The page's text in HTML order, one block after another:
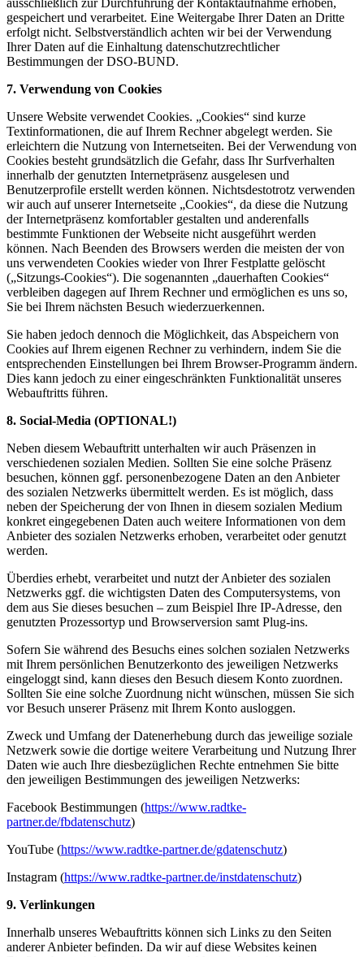
gespeichert und verarbeitet. Eine Weitergabe Ihrer Daten an Dritte
erfolgt nicht. Selbstverständlich achten wir bei der Verwendung
Ihrer Daten auf die Einhaltung datenschutzrechtlicher
Bestimmungen der DSO-BUND.
7. Verwendung von Cookies
Unsere Website verwendet Cookies. „Cookies“ sind kurze
Textinformationen, die auf Ihrem Rechner abgelegt werden. Sie
erleichtern die Nutzung von Internetseiten. Bei der Verwendung von
Cookies besteht grundsätzlich die Gefahr, dass Ihr Surfverhalten
innerhalb der genutzten Internetpräsenz ausgelesen und
Benutzerprofile erstellt werden können. Nichtsdestotrotz verwenden
wir auch auf unserer Internetseite „Cookies“, da diese die Nutzung
der Internetpräsenz komfortabler gestalten und anderenfalls
bestimmte Funktionen der Webseite nicht ausgeführt werden
können. Nach Beenden des Browsers werden die meisten der von
uns verwendeten Cookies wieder von Ihrer Festplatte gelöscht
(„Sitzungs-Cookies“). Die sogenannten „dauerhaften Cookies“
verbleiben dagegen auf Ihrem Rechner und ermöglichen es uns so,
Sie bei Ihrem nächsten Besuch wiederzuerkennen.
Sie haben jedoch dennoch die Möglichkeit, das Abspeichern von
Cookies auf Ihrem eigenen Rechner zu verhindern, indem Sie die
entsprechenden Einstellungen bei Ihrem Browser-Programm ändern.
Dies kann jedoch zu einer eingeschränkten Funktionalität unseres
Webauftritts führen.
8. Social-Media (OPTIONAL!)
Neben diesem Webauftritt unterhalten wir auch Präsenzen in
verschiedenen sozialen Medien. Sollten Sie eine solche Präsenz
besuchen, können ggf. personenbezogene Daten an den Anbieter
des sozialen Netzwerks übermittelt werden. Es ist möglich, dass
neben der Speicherung der von Ihnen in diesem sozialen Medium
konkret eingegebenen Daten auch weitere Informationen von dem
Anbieter des sozialen Netzwerks erhoben, verarbeitet oder genutzt
werden.
Überdies erhebt, verarbeitet und nutzt der Anbieter des sozialen
Netzwerks ggf. die wichtigsten Daten des Computersystems, von
dem aus Sie dieses besuchen – zum Beispiel Ihre IP-Adresse, den
genutzten Prozessortyp und Browserversion samt Plug-ins.
Sofern Sie während des Besuchs eines solchen sozialen Netzwerks
mit Ihrem persönlichen Benutzerkonto des jeweiligen Netzwerks
eingeloggt sind, kann dieses den Besuch diesem Konto zuordnen.
Sollten Sie eine solche Zuordnung nicht wünschen, müssen Sie sich
vor Besuch unserer Präsenz mit Ihrem Konto ausloggen.
Zweck und Umfang der Datenerhebung durch das jeweilige soziale
Netzwerk sowie die dortige weitere Verarbeitung und Nutzung Ihrer
Daten wie auch Ihre diesbezüglichen Rechte entnehmen Sie bitte
den jeweiligen Bestimmungen des jeweiligen Netzwerks:
Facebook Bestimmungen (https://www.radtke-
partner.de/fbdatenschutz)
YouTube (https://www.radtke-partner.de/gdatenschutz)
Instagram (https://www.radtke-partner.de/instdatenschutz)
9. Verlinkungen
Innerhalb unseres Webauftritts können sich Links zu den Seiten
anderer Anbieter befinden. Da wir auf diese Websites keinen